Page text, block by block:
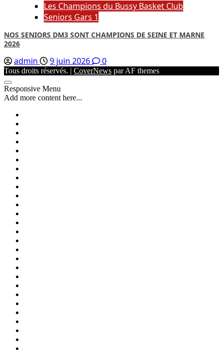
Les Champions du Bussy Basket Club
Seniors Gars 1
NOS SENIORS DM3 SONT CHAMPIONS DE SEINE ET MARNE
2026
admin 9 juin 2026 0
Tous droits réservés. | CoverNews par AF themes
Responsive Menu
Add more content here...